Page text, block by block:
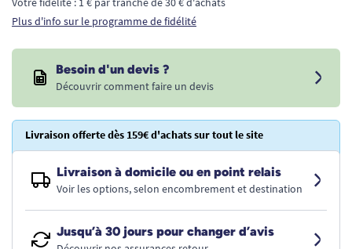
Plus d'info sur le programme de fidélité
Besoin d'un devis ?
Découvrir comment faire un devis
Livraison offerte dès 159€ d'achats sur tout le site
Livraison à domicile ou en point relais
Voir les options, selon encombrement et destination
Jusqu’à 30 jours pour changer d’avis